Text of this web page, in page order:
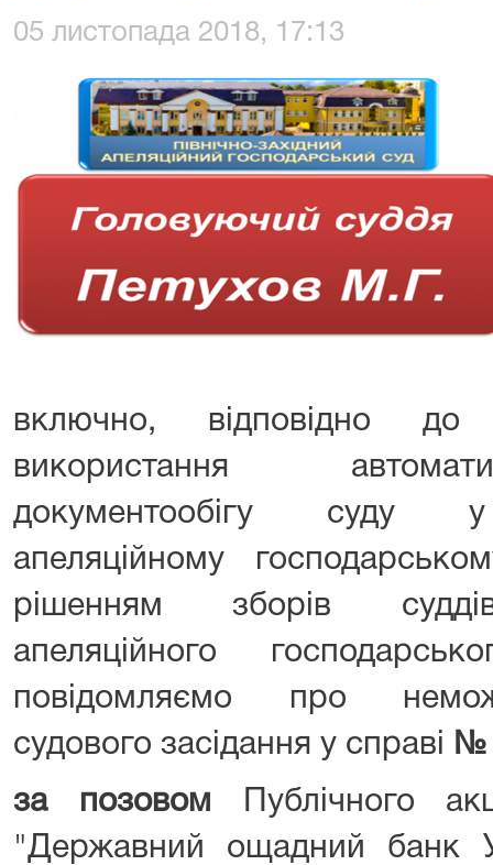
05 листопада 2018, 17:13
включно, відповідно
використання
документообігу суду у
апеляційному
рішенням зборів суддів
апеляційного
повідомляємо про
судового засідання у справі №
за позовом
Публічного
"Державний ощадний банк